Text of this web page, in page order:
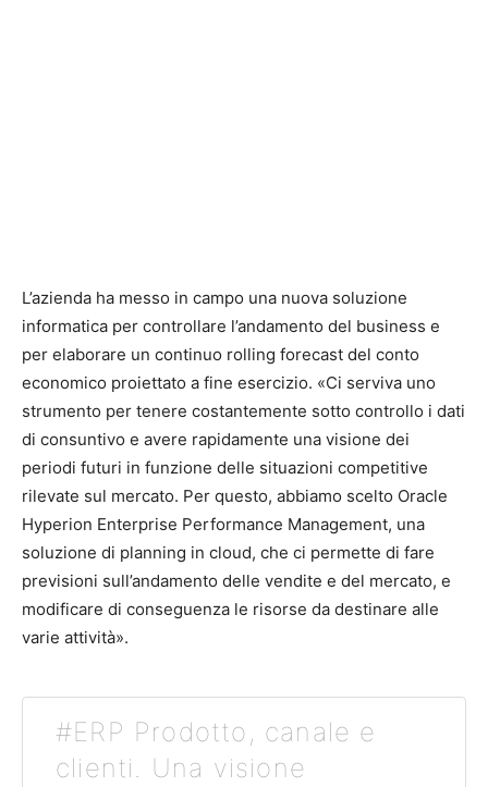
L’azienda ha messo in campo una nuova soluzione
informatica per controllare l’andamento del business e
per elaborare un continuo rolling forecast del conto
economico proiettato a fine esercizio. «Ci serviva uno
strumento per tenere costantemente sotto controllo i dati
di consuntivo e avere rapidamente una visione dei
periodi futuri in funzione delle situazioni competitive
rilevate sul mercato. Per questo, abbiamo scelto Oracle
Hyperion Enterprise Performance Management, una
soluzione di planning in cloud, che ci permette di fare
previsioni sull’andamento delle vendite e del mercato, e
modificare di conseguenza le risorse da destinare alle
varie attività».
#ERP Prodotto, canale e
clienti. Una visione